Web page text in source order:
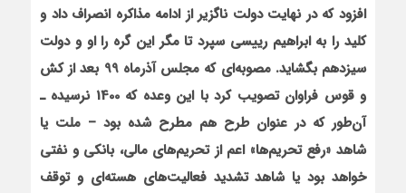
افزود كه در نهايت دولت ناگزير از ادامه مذاکره انصراف داد و
كليد را به ابراهيم رييسي سپرد تا مگر اين گره را او و دولت
سيزدهم بگشايد. مصوبه‌اي كه مجلس آذرماه 99 بعد از كش
و قوس فراوان تصويب كرد با اين وعده كه 1400 نرسيده ـ
آن‌طور كه در عنوان طرح هم مطرح شده بود – ملت يا
شاهد «رفع تحريم‌ها» اعم از تحريم‌هاي مالي، بانكي و نفتي
خواهد بود يا شاهد تشديد فعاليت‌هاي هسته‌اي و توقف